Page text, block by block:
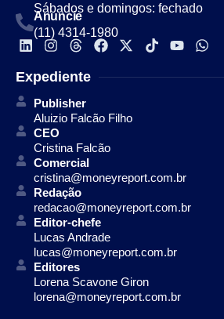
Sábados e domingos: fechado
Anuncie
(11) 4314-1980
Expediente
Publisher
Aluizio Falcão Filho
CEO
Cristina Falcão
Comercial
cristina@moneyreport.com.br
Redação
redacao@moneyreport.com.br
Editor-chefe
Lucas Andrade
lucas@moneyreport.com.br
Editores
Lorena Scavone Giron
lorena@moneyreport.com.br